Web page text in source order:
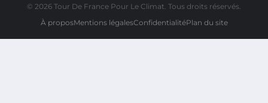
© 2026 Tour De France Pour Le Climat. Tous droits réservés.
À proposMentions légalesConfidentialitéPlan du site